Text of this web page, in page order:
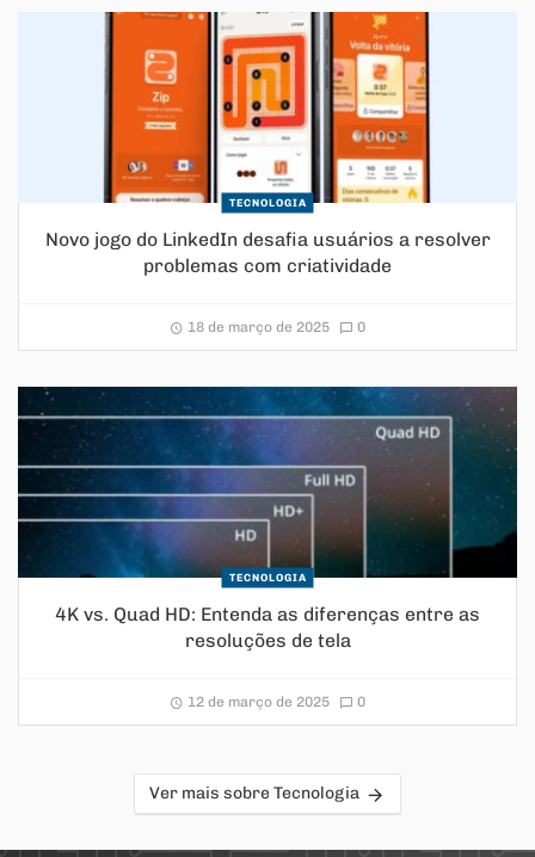
TECNOLOGIA
Novo jogo do LinkedIn desafia usuários a resolver
problemas com criatividade
18 de março de 2025 0
TECNOLOGIA
4K vs. Quad HD: Entenda as diferenças entre as
resoluções de tela
12 de março de 2025 0
Ver mais sobre Tecnologia